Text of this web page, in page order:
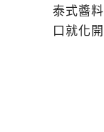
泰式醬
口就化